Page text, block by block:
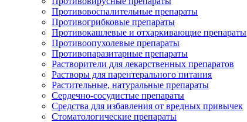
Противовоспалительные препараты
Противогрибковые препараты
Противокашлевые и отхаркивающие препараты
Противоопухолевые препараты
Противопаразитарные препараты
Растворители для лекарственных препаратов
Растворы для парентерального питания
Растительные, натуральные препараты
Сердечно-сосудистые препараты
Средства для избавления от вредных привычек
Стоматологические препараты